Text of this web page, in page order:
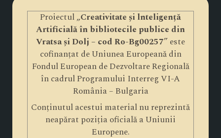
Proiectul „Creativitate și lnteligență
Artificială în bibliotecile publice din
Vratsa și Dolj – cod Ro-Bg00257” este
cofinanțat de Uniunea Europeană din
Fondul European de Dezvoltare Regională
în cadrul Programului Interreg VI-A
România – Bulgaria
Conținutul acestui material nu reprezintă
neapărat poziția oficială a Uniunii
Europene.